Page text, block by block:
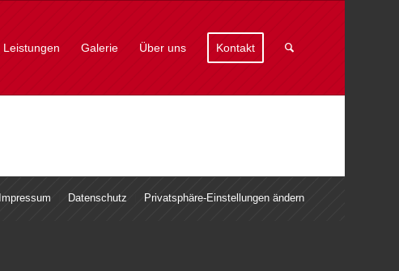
Leistungen Galerie Über uns Kontakt
Impressum Datenschutz Privatsphäre-Einstellungen ändern